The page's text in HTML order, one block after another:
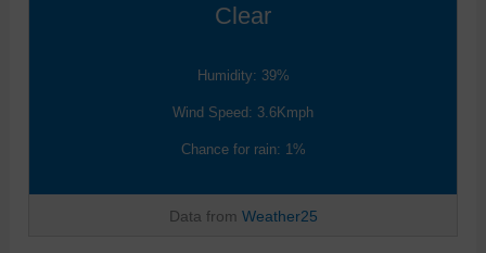
Clear
Humidity: 39%
Wind Speed: 3.6Kmph
Chance for rain: 1%
Data from Weather25